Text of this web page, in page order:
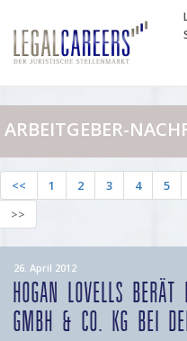
ARBEITGEBER-
<< 1 2 3 4 5
>>
26. April 2012
HOGAN LOVELLS
GMBH & CO. KG BEI